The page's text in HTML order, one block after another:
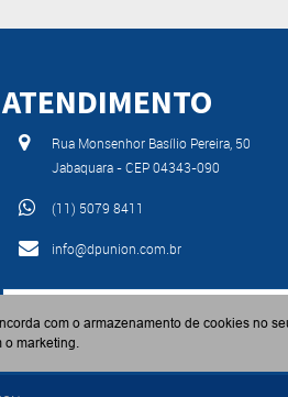
ATENDIMENTO
Rua Monsenhor Basílio Pereira, 50
Jabaquara - CEP 04343-090
(11) 5079 8411
info@dpunion.com.br
BAIXE AGORA NOSSO CATÁLOGO
com o armazenamento de cookies no
o marketing.